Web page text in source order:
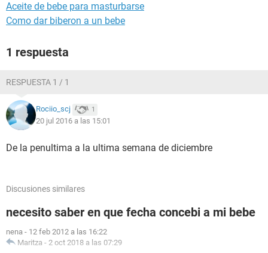
Aceite de bebe para masturbarse
Como dar biberon a un bebe
1 respuesta
RESPUESTA 1 / 1
Rociio_scj 1
20 jul 2016 a las 15:01
De la penultima a la ultima semana de diciembre
Discusiones similares
necesito saber en que fecha concebi a mi bebe
nena - 12 feb 2012 a las 16:22
Maritza - 2 oct 2018 a las 07:29